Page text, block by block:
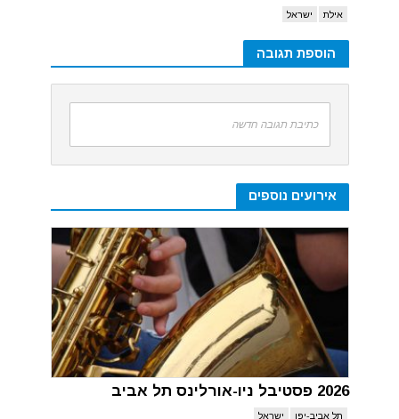
אילת ישראל
הוספת תגובה
כתיבת תגובה חדשה
אירועים נוספים
2026 פסטיבל ניו-אורלינס תל אביב
תל אביב-יפו ישראל